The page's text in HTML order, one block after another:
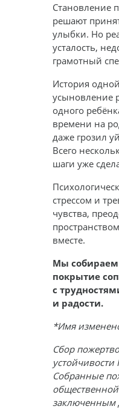
Становление
решают
улыбки. Но
усталость,
грамотный
История
усыновление
одного
времени на
даже грозил
Всего
шаги уже
стрессом и
чувства,
вместе.
Мы собираем
покрытие
с
и радости.
*Имя
Сбор
Собранные
заключенным